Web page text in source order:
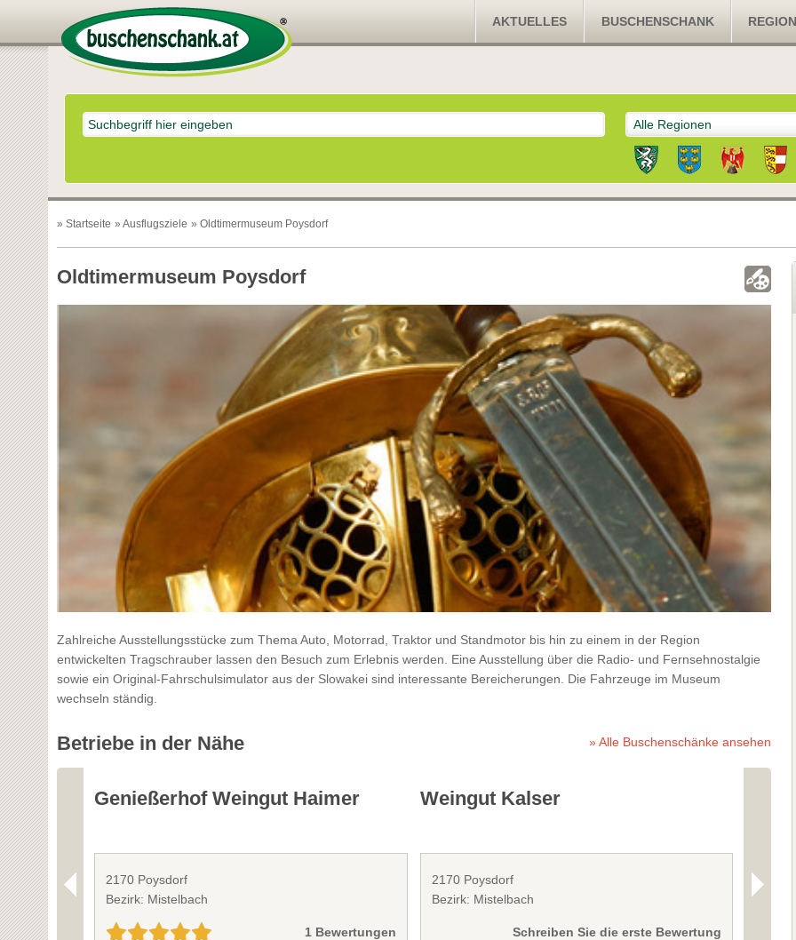
AKTUELLES BUSCHENSCHANK
Alle Regionen
» Startseite » Ausflugsziele » Oldtimermuseum Poysdorf
Oldtimermuseum Poysdorf
Zahlreiche Ausstellungsstücke zum Thema Auto, Motorrad, Traktor und Standmotor bis hin zu einem in der Region
entwickelten Tragschrauber lassen den Besuch zum Erlebnis werden. Eine Ausstellung über die Radio- und Fernsehnostalgie
sowie ein Original-Fahrschulsimulator aus der Slowakei sind interessante Bereicherungen. Die Fahrzeuge im Museum
wechseln ständig.
Betriebe in der Nähe » Alle Buschenschänke ansehen
Genießerhof Weingut Haimer
2170 Poysdorf
Bezirk: Mistelbach
1 Bewertungen
Weingut Kalser
2170 Poysdorf
Bezirk: Mistelbach
Schreiben Sie die erste Bewertung
2170